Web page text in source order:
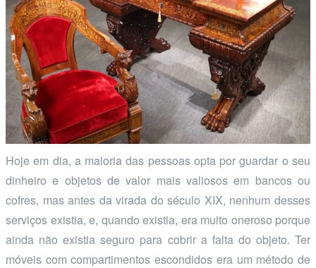
Hoje em dia, a maioria das pessoas opta por guardar o seu
dinheiro e objetos de valor mais valiosos em bancos ou
cofres, mas antes da virada do século XIX, nenhum desses
serviços existia, e, quando existia, era muito oneroso porque
ainda não existia seguro para cobrir a falta do objeto. Ter
móveis com compartimentos escondidos era um método de